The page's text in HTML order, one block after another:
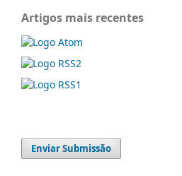
Artigos mais recentes
Enviar Submissão